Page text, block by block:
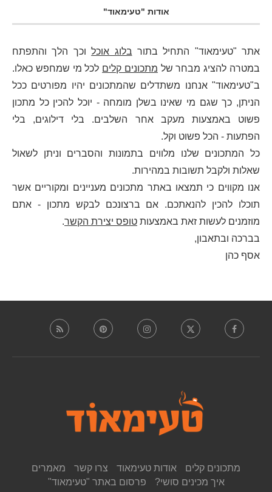
אודות "טעימאוד"
אתר "טעימאוד" התחיל בתור בלוג אוכלוכך הלך והתפתח
במטרה להציג מבחר של מתכונים קלים לכל מי שמחפש כאלו.
ב"טעימאוד" אנחנו משתדלים שהמתכונים יהיו מפורטים ככל
הניתן, כך שגם מי שאינו בשלן מומחה - יוכל להכין כל מתכון
פשוט באמצעות מעקב אחר השלבים. בלי דילוגים, בלי
הפתעות - הכל פשוט וקל.
כל המתכונים שלנו מלווים בתמונות והסברים וניתן לשאול
שאלות ולקבל תשובות במהירות.
אנו מקווים כי תמצאו באתר מתכונים מעניינים ומקוריים אשר
תוכלו להכין להנאתכם. אם ברצונכם לבקש מתכון - אתם
מוזמנים לעשות זאת באמצעות טופס יצירת הקשר.
בברכה ובתאבון,
אסף כהן
מתכונים קלים אודות טעימאוד צרו קשר
מאמרים
איך מכינים סושי?
פרסום באתר "טעימאוד"